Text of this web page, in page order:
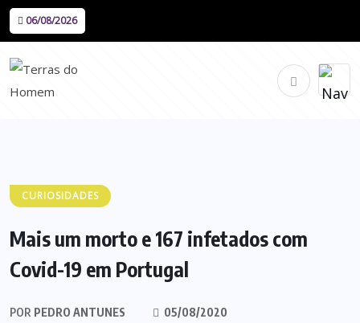
06/08/2026
CURIOSIDADES
Mais um morto e 167 infetados com
Covid-19 em Portugal
POR PEDRO ANTUNES
05/08/2020